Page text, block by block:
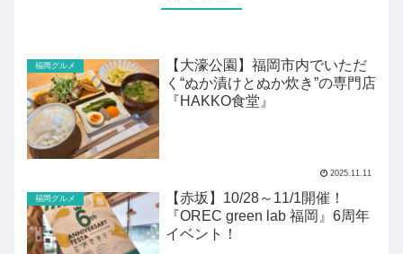
福岡グルメ
【大濠公園】福岡市内でいただ
く“ぬか漬けとぬか炊き”の専門店
『HAKKO食堂』
2025.11.11
福岡グルメ
【赤坂】10/28～11/1開催！
『OREC green lab 福岡』6周年
イベント！